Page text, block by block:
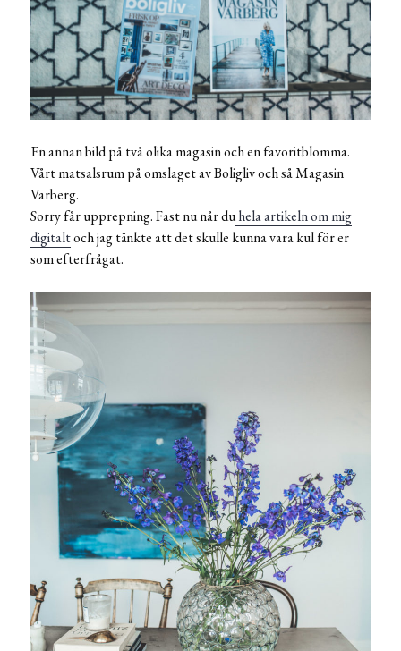
En annan bild på två olika magasin och en favoritblomma.
Vårt matsalsrum på omslaget av Boligliv och så Magasin
Varberg.
Sorry får upprepning. Fast nu når duhela artikeln om mig
digitaltoch jag tänkte att det skulle kunna vara kul för er
som efterfrågat.